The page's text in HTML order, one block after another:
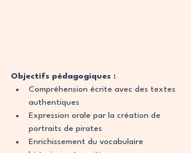
Objectifs pédagogiques :
Compréhension écrite avec des textes
authentiques
Expression orale par la création de
portraits de pirates
Enrichissement du vocabulaire